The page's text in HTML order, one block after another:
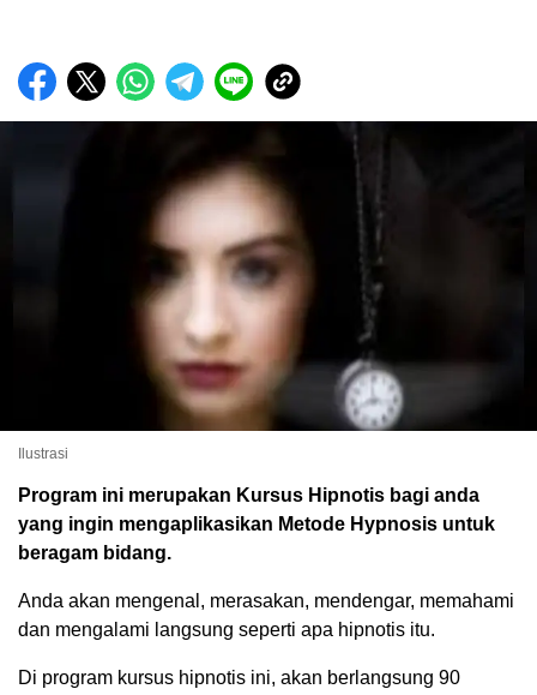
Ilustrasi
Program ini merupakan Kursus Hipnotis bagi anda
yang ingin mengaplikasikan Metode Hypnosis untuk
beragam bidang.
Anda akan mengenal, merasakan, mendengar, memahami
dan mengalami langsung seperti apa hipnotis itu.
Di program kursus hipnotis ini, akan berlangsung 90